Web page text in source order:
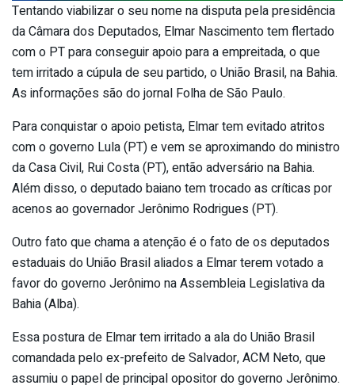
Tentando viabilizar o seu nome na disputa pela presidência
da Câmara dos Deputados, Elmar Nascimento tem flertado
com o PT para conseguir apoio para a empreitada, o que
tem irritado a cúpula de seu partido, o União Brasil, na Bahia.
As informações são do jornal Folha de São Paulo.
Para conquistar o apoio petista, Elmar tem evitado atritos
com o governo Lula (PT) e vem se aproximando do ministro
da Casa Civil, Rui Costa (PT), então adversário na Bahia.
Além disso, o deputado baiano tem trocado as críticas por
acenos ao governador Jerônimo Rodrigues (PT).
Outro fato que chama a atenção é o fato de os deputados
estaduais do União Brasil aliados a Elmar terem votado a
favor do governo Jerônimo na Assembleia Legislativa da
Bahia (Alba).
Essa postura de Elmar tem irritado a ala do União Brasil
comandada pelo ex-prefeito de Salvador, ACM Neto, que
assumiu o papel de principal opositor do governo Jerônimo.